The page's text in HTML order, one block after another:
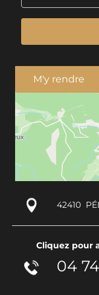
M'y rendre
42410
Cliquez pour
04